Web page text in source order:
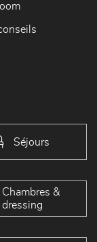
Séjours
Chambres &
dressing